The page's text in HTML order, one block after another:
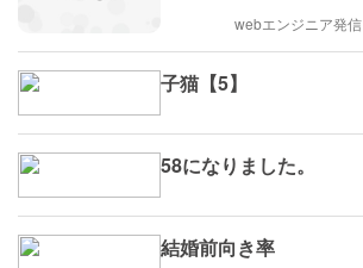
webエンジニア発
子猫【5】
58になりました。
結婚前向き率